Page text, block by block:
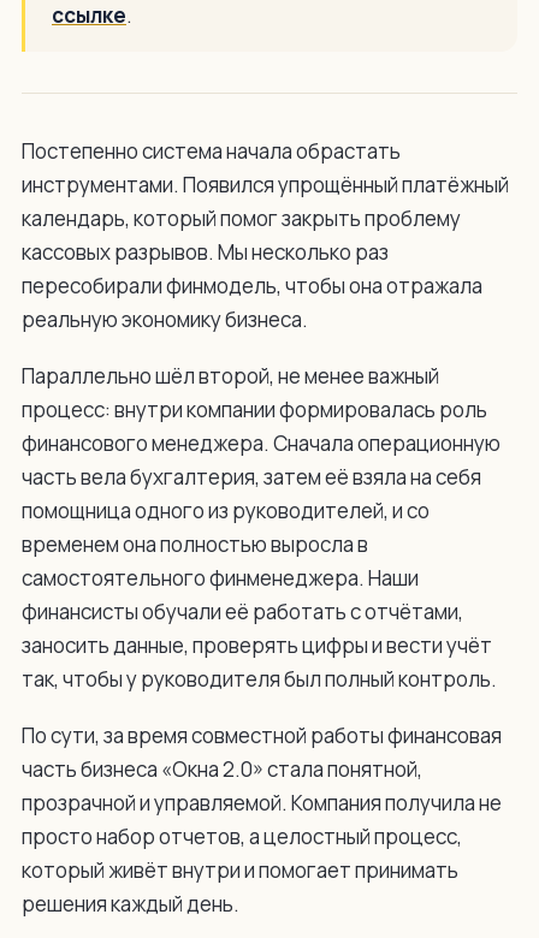
ссылке.
Постепенно система начала обрастать
инструментами. Появился упрощённый платёжный
календарь, который помог закрыть проблему
кассовых разрывов. Мы несколько раз
пересобирали финмодель, чтобы она отражала
реальную экономику бизнеса.
Параллельно шёл второй, не менее важный
процесс: внутри компании формировалась роль
финансового менеджера. Сначала операционную
часть вела бухгалтерия, затем её взяла на себя
помощница одного из руководителей, и со
временем она полностью выросла в
самостоятельного финменеджера. Наши
финансисты обучали её работать с отчётами,
заносить данные, проверять цифры и вести учёт
так, чтобы у руководителя был полный контроль.
По сути, за время совместной работы финансовая
часть бизнеса «Окна 2.0» стала понятной,
прозрачной и управляемой. Компания получила не
просто набор отчетов, а целостный процесс,
который живёт внутри и помогает принимать
решения каждый день.